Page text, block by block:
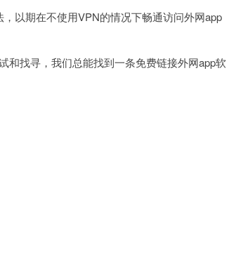
以期在不使用VPN的情况下畅通访问外网app
找寻，我们总能找到一条免费链接外网app软